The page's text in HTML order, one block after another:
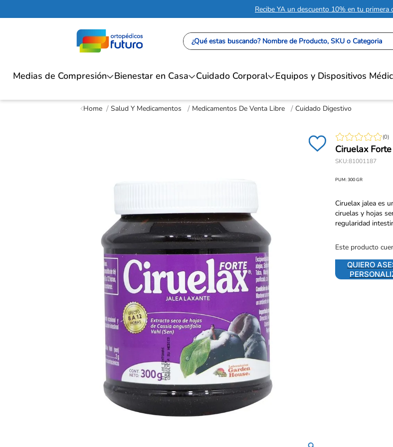
Recibe YA un descuento 10% en tu primera
¿Qué estas buscando? Nombre de Producto, SKU o
Medias de Compresión Bienestar en Casa Cuidado Corporal Equipos y Dispositivos
Salud Y Medicamentos Medicamentos De Venta Libre Cuidado Digestivo
(0)
Ciruelax
SKU:81001187
PUM:300GR
Ciruelax jalea es
ciruelas y hojas
regularidad
Este producto
QUIERO